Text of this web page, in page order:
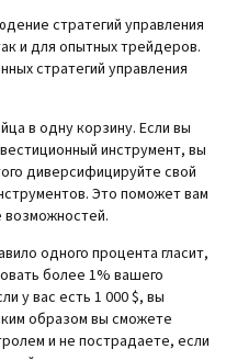
стратегий управления
и для опытных трейдеров.
стратегий управления
в одну корзину. Если вы
инструмент, вы
диверсифицируйте свой
Это поможет вам
возможностей.
одного процента гласит,
более 1% вашего
у вас есть 1 000 $, вы
образом вы сможете
и не пострадаете, если